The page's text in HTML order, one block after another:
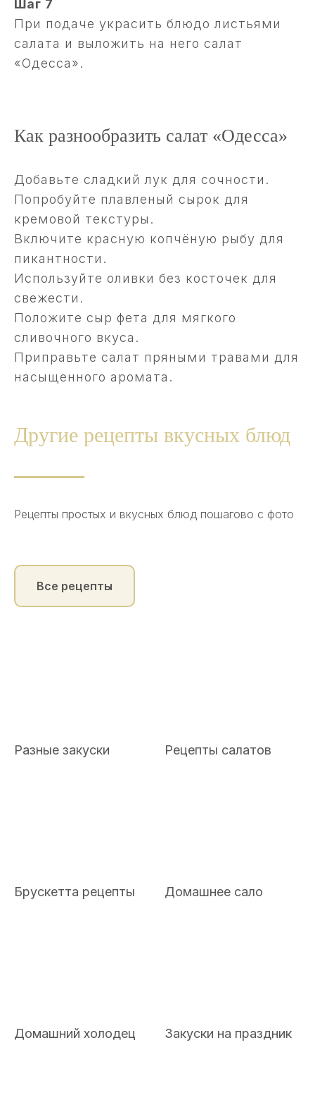
Шаг 7
При подаче украсить блюдо листьями
салата и выложить на него салат
«Одесса».
Как разнообразить салат «Одесса»
Добавьте сладкий лук для сочности.
Попробуйте плавленый сырок для
кремовой текстуры.
Включите красную копчёную рыбу для
пикантности.
Используйте оливки без косточек для
свежести.
Положите сыр фета для мягкого
сливочного вкуса.
Приправьте салат пряными травами для
насыщенного аромата.
Другие рецепты вкусных блюд
Рецепты простых и вкусных блюд пошагово с фото
Все рецепты
Разные закуски Рецепты салатов
Брускетта рецепты Домашнее сало
Домашний холодец Закуски на праздник